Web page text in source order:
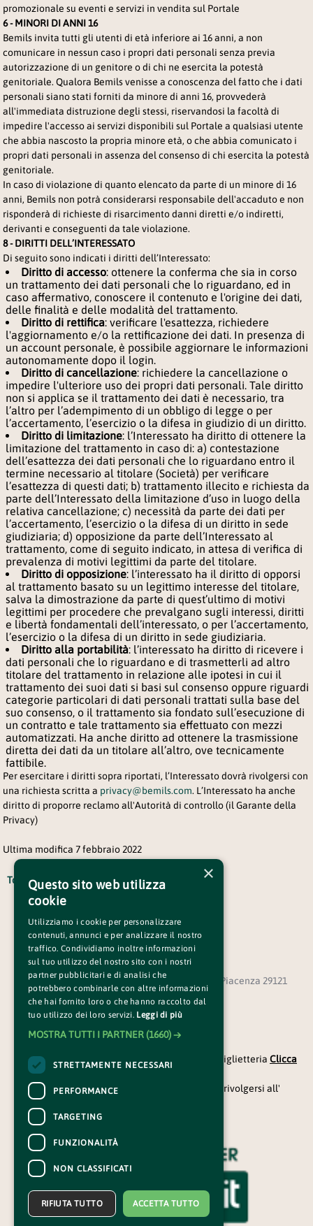
promozionale su eventi e servizi in vendita sul Portale
6 - MINORI DI ANNI 16
Bemils invita tutti gli utenti di età inferiore ai 16 anni, a non
comunicare in nessun caso i propri dati personali senza previa
autorizzazione di un genitore o di chi ne esercita la potestà
genitoriale. Qualora Bemils venisse a conoscenza del fatto che i dati
personali siano stati forniti da minore di anni 16, provvederà
all'immediata distruzione degli stessi, riservandosi la facoltà di
impedire l'accesso ai servizi disponibili sul Portale a qualsiasi utente
che abbia nascosto la propria minore età, o che abbia comunicato i
propri dati personali in assenza del consenso di chi esercita la potestà
genitoriale.
In caso di violazione di quanto elencato da parte di un minore di 16
anni, Bemils non potrà considerarsi responsabile dell'accaduto e non
risponderà di richieste di risarcimento danni diretti e/o indiretti,
derivanti e conseguenti da tale violazione.
8 - DIRITTI DELL’INTERESSATO
Di seguito sono indicati i diritti dell’Interessato:
Diritto di accesso: ottenere la conferma che sia in corso
un trattamento dei dati personali che lo riguardano, ed in
caso affermativo, conoscere il contenuto e l'origine dei dati,
delle finalità e delle modalità del trattamento.
Diritto di rettifica: verificare l'esattezza, richiedere
l'aggiornamento e/o la rettificazione dei dati. In presenza di
un account personale, è possibile aggiornare le informazioni
autonomamente dopo il login.
Diritto di cancellazione: richiedere la cancellazione o
impedire l'ulteriore uso dei propri dati personali. Tale diritto
non si applica se il trattamento dei dati è necessario, tra
l’altro per l’adempimento di un obbligo di legge o per
l’accertamento, l’esercizio o la difesa in giudizio di un diritto.
Diritto di limitazione: l’Interessato ha diritto di ottenere la
limitazione del trattamento in caso di: a) contestazione
dell’esattezza dei dati personali che lo riguardano entro il
termine necessario al titolare (Società) per verificare
l’esattezza di questi dati; b) trattamento illecito e richiesta da
parte dell’Interessato della limitazione d’uso in luogo della
relativa cancellazione; c) necessità da parte dei dati per
l’accertamento, l’esercizio o la difesa di un diritto in sede
giudiziaria; d) opposizione da parte dell’Interessato al
trattamento, come di seguito indicato, in attesa di verifica di
prevalenza di motivi legittimi da parte del titolare.
Diritto di opposizione: l’interessato ha il diritto di opporsi
al trattamento basato su un legittimo interesse del titolare,
salva la dimostrazione da parte di quest’ultimo di motivi
legittimi per procedere che prevalgano sugli interessi, diritti
e libertà fondamentali dell’interessato, o per l’accertamento,
l’esercizio o la difesa di un diritto in sede giudiziaria.
Diritto alla portabilità: l’interessato ha diritto di ricevere i
dati personali che lo riguardano e di trasmetterli ad altro
titolare del trattamento in relazione alle ipotesi in cui il
trattamento dei suoi dati si basi sul consenso oppure riguardi
categorie particolari di dati personali trattati sulla base del
suo consenso, o il trattamento sia fondato sull’esecuzione di
un contratto e tale trattamento sia effettuato con mezzi
automatizzati. Ha anche diritto ad ottenere la trasmissione
diretta dei dati da un titolare all’altro, ove tecnicamente
fattibile.
Per esercitare i diritti sopra riportati, l’Interessato dovrà rivolgersi con
una richiesta scritta a privacy@bemils.com. L’Interessato ha anche
diritto di proporre reclamo all'Autorità di controllo (il Garante della
Privacy)
Ultima modifica 7 febbraio 2022
Torna indietro
ASSOCIAZIONE BUS1 - Via Serravalle Libarna, 5 Piacenza 29121
CF 91083980333 PI 01466580337
CONTATTI
Per informazioni e supporto all'acquisto della biglietteria Clicca
Per informazioni sul programma e l'evento, rivolgersi all'
Dichiarazione di accessibilità
×
Questo sito web utilizza
cookie
Utilizziamo i cookie per personalizzare
contenuti, annunci e per analizzare il nostro
traffico. Condividiamo inoltre informazioni
sul tuo utilizzo del nostro sito con i nostri
partner pubblicitari e di analisi che
potrebbero combinarle con altre informazioni
che hai fornito loro o che hanno raccolto dal
tuo utilizzo dei loro servizi. Leggi di più
MOSTRA TUTTI I PARTNER(1660) →
STRETTAMENTE NECESSARI
PERFORMANCE
TARGETING
FUNZIONALITÀ
NON CLASSIFICATI
ACCETTA TUTTO
RIFIUTA TUTTO